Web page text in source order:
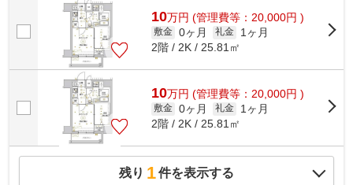
10万円 (管理費等：20,000円 )
敷金 0ヶ月 礼金
1ヶ月
2階 / 2K / 25.81㎡
10万円 (管理費等：20,000円 )
敷金 0ヶ月 礼金
1ヶ月
2階 / 2K / 25.81㎡
残り 1件を表示する